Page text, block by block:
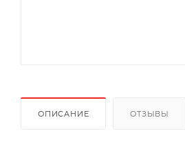
ОПИСАНИЕ ОТЗЫВЫ